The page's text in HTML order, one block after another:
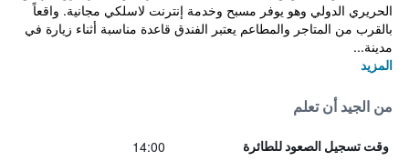
الحريري الدولي وهو يوفر مسبح وخدمة إنترنت لاسلكي مجانية. واقعاً
بالقرب من المتاجر والمطاعم يعتبر الفندق قاعدة مناسبة أثناء زيارة في
مدينة...
المزيد
من الجيد أن تعلم
وقت تسجيل الصعود للطائرة 14:00